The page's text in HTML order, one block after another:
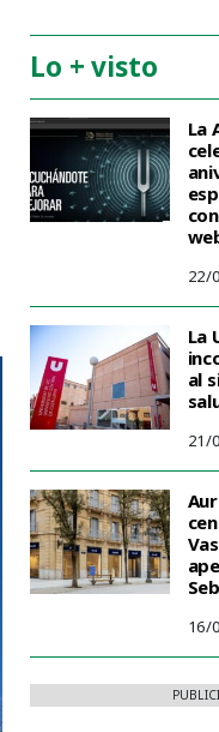
Lo + visto
La
22/
La
al
21/
16/